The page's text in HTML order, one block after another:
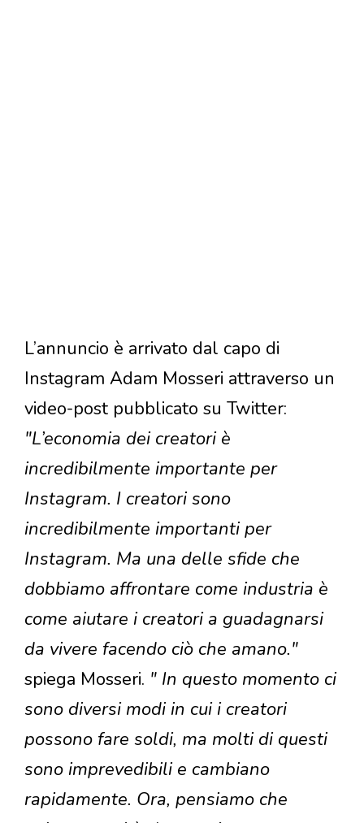
L’annuncio è arrivato dal capo di
Instagram Adam Mosseri attraverso un
video-post pubblicato su Twitter:
"L’economia dei creatori è
incredibilmente importante per
Instagram. I creatori sono
incredibilmente importanti per
Instagram. Ma una delle sfide che
dobbiamo affrontare come industria è
come aiutare i creatori a guadagnarsi
da vivere facendo ciò che amano."
spiega Mosseri. " In questo momento ci
sono diversi modi in cui i creatori
possono fare soldi, ma molti di questi
sono imprevedibili e cambiano
rapidamente. Ora, pensiamo che